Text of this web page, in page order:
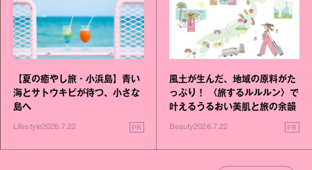
【夏の癒やし旅・小浜島】青い
海とサトウキビが待つ、小さな
島へ
Lifestyle2026.7.22 PR
風土が生んだ、地域の原料がた
っぷり！ 〈旅するルルルン〉で
叶えるうるおい美肌と旅の余韻
Beauty2026.7.22 PR